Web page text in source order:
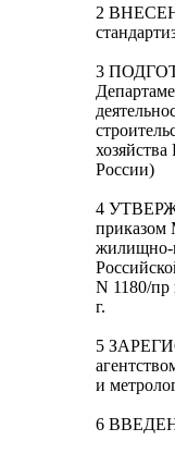
2 ВНЕСЕН
3
России)
4
приказом
жилищно-
N 1180/пр
г.
5
и
6